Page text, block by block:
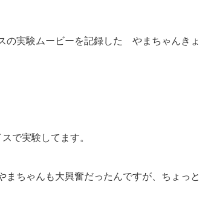
の実験ムービーを記録した やまちゃんき
で実験してます。
まちゃんも大興奮だったんですが、ちょっ